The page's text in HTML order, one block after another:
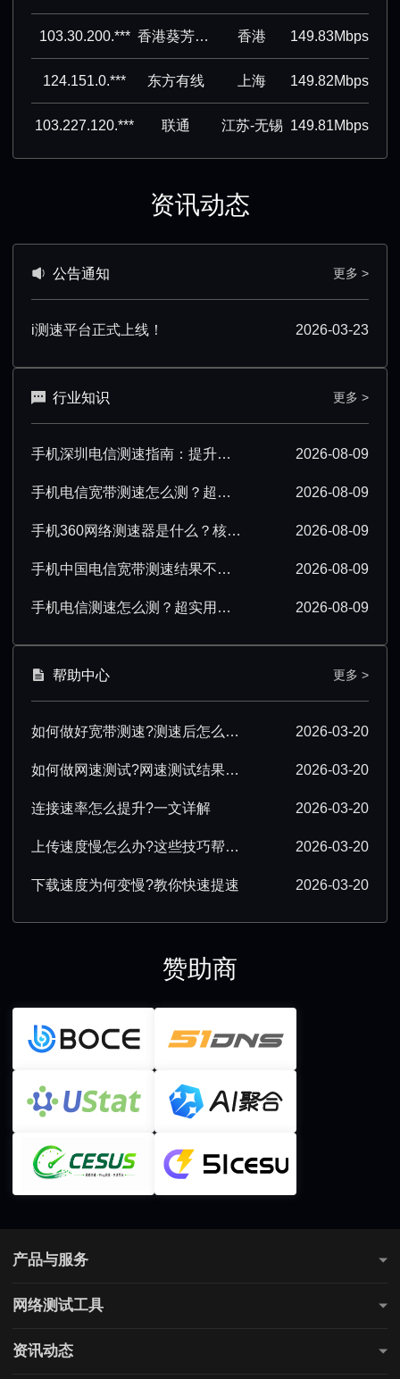
103.30.200.*** 香港葵芳集团有限公司 香港 149.83Mbps
124.151.0.*** 东方有线 上海 149.82Mbps
103.227.120.*** 联通 江苏-无锡 149.81Mbps
资讯动态
公告通知 更多 >
i测速平台正式上线！ 2026-03-23
行业知识 更多 >
手机深圳电信测速指南：提升测速准确性技巧汇总 2026-08-09
手机电信宽带测速怎么测？超详细操作步骤分享 2026-08-09
手机360网络测速器是什么？核心功能与使用场景解析 2026-08-09
手机中国电信宽带测速结果不准确该怎么办？ 2026-08-09
手机电信测速怎么测？超实用操作技巧分享 2026-08-09
帮助中心 更多 >
如何做好宽带测速?测速后怎么优化? 2026-03-20
如何做网速测试?网速测试结果怎么解读? 2026-03-20
连接速率怎么提升?一文详解 2026-03-20
上传速度慢怎么办?这些技巧帮你提速 2026-03-20
下载速度为何变慢?教你快速提速 2026-03-20
赞助商
产品与服务
测网速
网络测试工具
网站连通性测试
资讯动态